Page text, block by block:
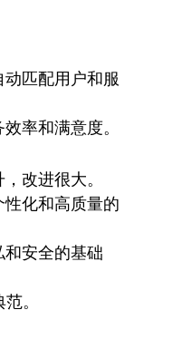
匹配用户和服
率和满意度。
改进很大。
化和高质量的
安全的基础
。